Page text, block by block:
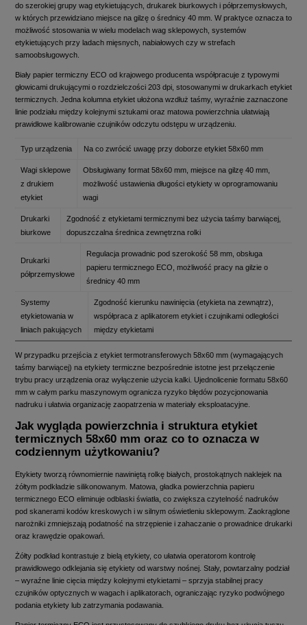
do szerokiej grupy wag etykietujących, drukarek biurkowych i półprzemysłowych,
w których przewidziano miejsce na gilzę o średnicy 40 mm. W praktyce oznacza to
możliwość stosowania w wielu modelach wag sklepowych, systemów
etykietujących przy ladach mięsnych, nabiałowych czy w strefach
samoobsługowych.
Biały papier termiczny ECO od krajowego producenta współpracuje z typowymi
głowicami drukującymi o rozdzielczości 203 dpi, stosowanymi w drukarkach etykiet
termicznych. Jedna kolumna etykiet ułożona wzdłuż taśmy, wyraźnie zaznaczone
linie podziału między kolejnymi sztukami oraz matowa powierzchnia ułatwiają
prawidłowe kalibrowanie czujników odczytu odstępu w urządzeniu.
Typ urządzenia Na co zwrócić uwagę przy doborze etykiet 58x60 mm
Wagi sklepowe
z drukiem
etykiet
Obsługiwany format 58x60 mm, miejsce na gilzę 40 mm,
możliwość ustawienia długości etykiety w oprogramowaniu
wagi
Drukarki
biurkowe
Zgodność z etykietami termicznymi bez użycia taśmy barwiącej,
dopuszczalna średnica zewnętrzna rolki
Drukarki
półprzemysłowe
Regulacja prowadnic pod szerokość 58 mm, obsługa
papieru termicznego ECO, możliwość pracy na gilzie o
średnicy 40 mm
Systemy
etykietowania w
liniach pakujących
Zgodność kierunku nawinięcia (etykieta na zewnątrz),
współpraca z aplikatorem etykiet i czujnikami odległości
między etykietami
W przypadku przejścia z etykiet termotransferowych 58x60 mm (wymagających
taśmy barwiącej) na etykiety termiczne bezpośrednie istotne jest przełączenie
trybu pracy urządzenia oraz wyłączenie użycia kalki. Ujednolicenie formatu 58x60
mm w całym parku maszynowym ogranicza ryzyko błędów pozycjonowania
nadruku i ułatwia organizację zaopatrzenia w materiały eksploatacyjne.
Jak wygląda powierzchnia i struktura etykiet
termicznych 58x60 mm oraz co to oznacza w
codziennym użytkowaniu?
Etykiety tworzą równomiernie nawiniętą rolkę białych, prostokątnych naklejek na
żółtym podkładzie silikonowanym. Matowa, gładka powierzchnia papieru
termicznego ECO eliminuje odblaski światła, co zwiększa czytelność nadruków
pod skanerami kodów kreskowych i w silnym oświetleniu sklepowym. Zaokrąglone
narożniki zmniejszają podatność na strzępienie i zahaczanie o prowadnice drukarki
oraz krawędzie opakowań.
Żółty podkład kontrastuje z bielą etykiety, co ułatwia operatorom kontrolę
prawidłowego odklejania się etykiety od warstwy nośnej. Stały, powtarzalny podział
– wyraźne linie cięcia między kolejnymi etykietami – sprzyja stabilnej pracy
czujników optycznych w wagach i aplikatorach, ograniczając ryzyko podwójnego
podania etykiety lub zatrzymania podawania.